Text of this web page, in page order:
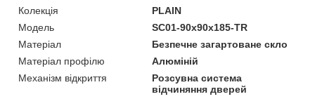
Колекція
PLAIN
Мoдель
SC01-90x90x185-TR
Матеріал
Безпечне загартоване скло
Матеріал профілю
Алюміній
Механізм відкриття
Розсувна система
відчиняння дверей